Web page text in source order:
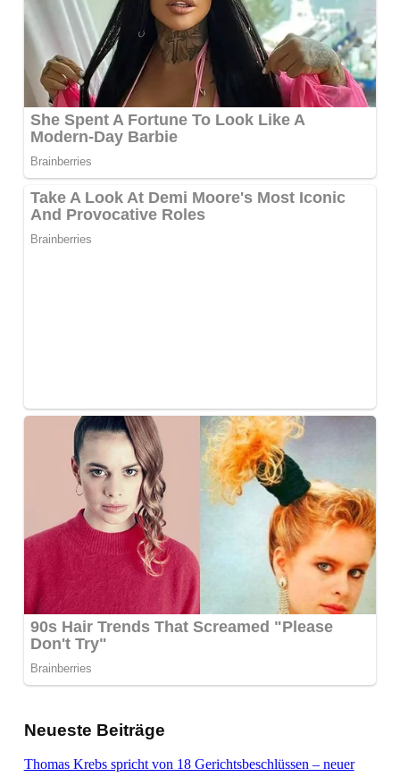
Neueste Beiträge
Thomas Krebs spricht von 18 Gerichtsbeschlüssen – neuer